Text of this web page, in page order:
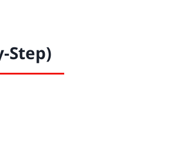
Step)